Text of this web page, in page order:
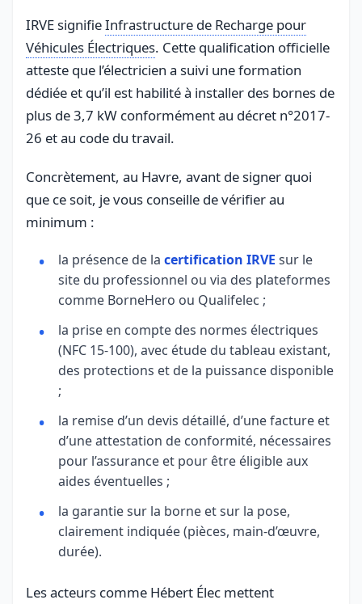
IRVE signifieInfrastructure de Recharge pour
Véhicules Électriques. Cette qualification officielle
atteste que l’électricien a suivi une formation
dédiée et qu’il est habilité à installer des bornes de
plus de 3,7 kW conformément au décret n°2017-
26 et au code du travail.
Concrètement, au Havre, avant de signer quoi
que ce soit, je vous conseille de vérifier au
minimum :
la présence de la certification IRVE sur le
site du professionnel ou via des plateformes
comme BorneHero ou Qualifelec ;
la prise en compte des normes électriques
(NFC 15-100), avec étude du tableau existant,
des protections et de la puissance disponible
;
la remise d’un devis détaillé, d’une facture et
d’une attestation de conformité, nécessaires
pour l’assurance et pour être éligible aux
aides éventuelles ;
la garantie sur la borne et sur la pose,
clairement indiquée (pièces, main-d’œuvre,
durée).
Les acteurs comme Hébert Élec mettent